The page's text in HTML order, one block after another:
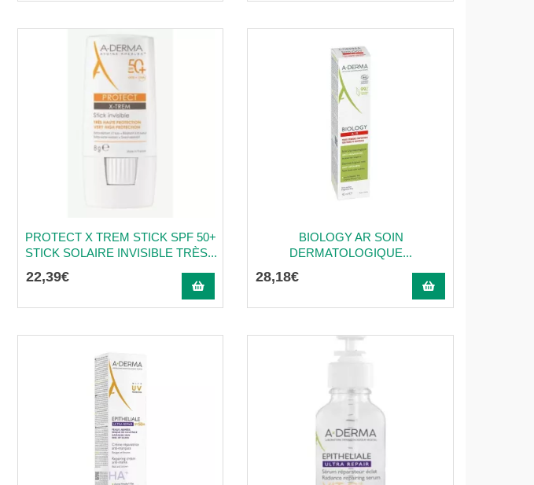
PROTECT X TREM STICK SPF 50+
STICK SOLAIRE INVISIBLE TRÈS...
22,39€
BIOLOGY AR SOIN
DERMATOLOGIQUE...
28,18€